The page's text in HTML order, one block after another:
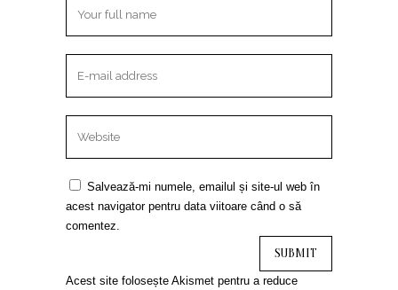
Salvează-mi numele, emailul și site-ul web în
acest navigator pentru data viitoare când o să
comentez.
Acest site folosește Akismet pentru a reduce